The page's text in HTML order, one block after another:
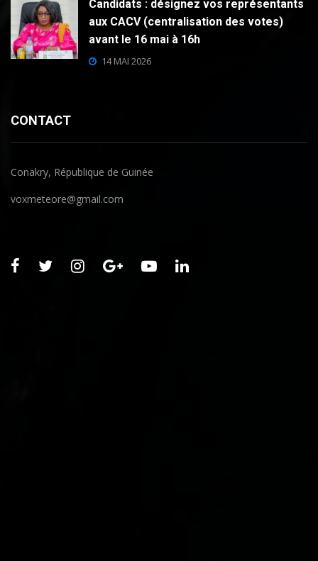
Candidats : désignez vos représentants
aux CACV (centralisation des votes)
avant le 16 mai à 16h
14 MAI 2026
CONTACT
Conakry, République de Guinée
voxmeteore@gmail.com